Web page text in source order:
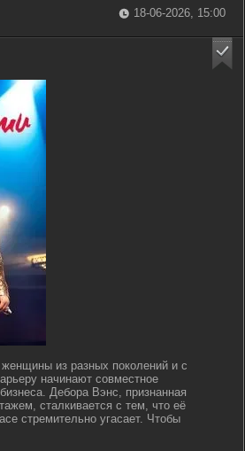
18-06-2026, 15:00
из разных поколений и с
начинают совместное
Дебора Вэнс, признанная
сталкивается с тем, что её
стремительно угасает. Чтобы